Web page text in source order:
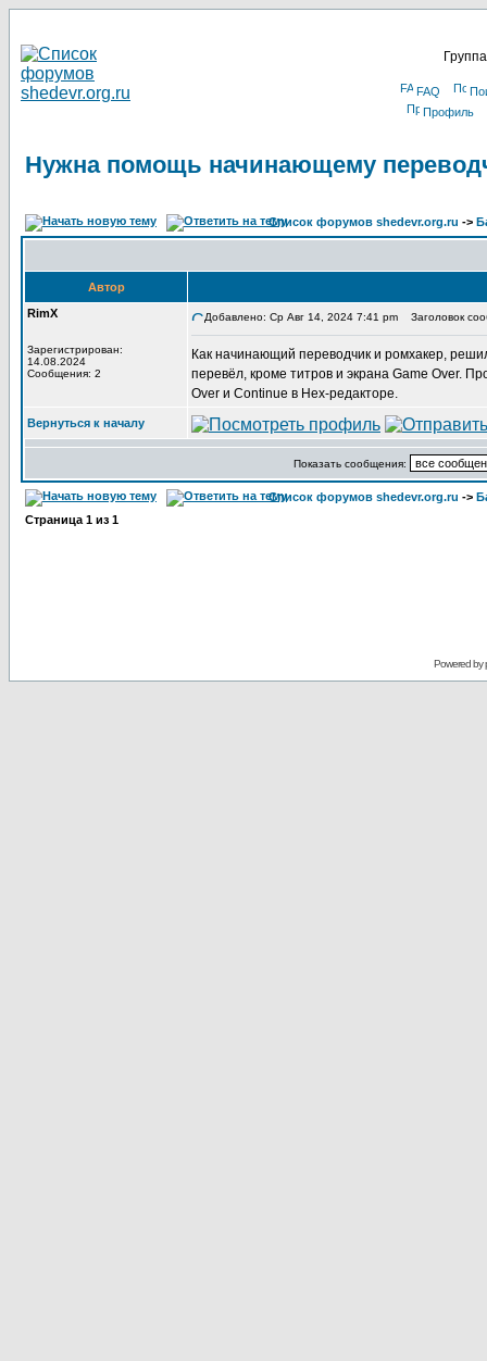
FAQ
Профиль
Нужна помощь начинающему
Список форумов shedevr.org.ru ->
Автор
RimX
Зарегистрирован:
14.08.2024
Сообщения: 2
Добавлено: Ср Авг 14, 2024 7:41 pm Заголовок
Как начинающий переводчик и ромхакер,
перевёл, кроме титров и экрана Game Over.
Over и Continue в Hex-редакторе.
Вернуться к началу
Показать сообщения:
Список форумов shedevr.org.ru ->
Страница 1 из 1
Powered by